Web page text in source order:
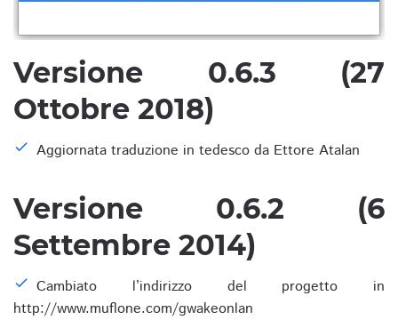
Versione 0.6.3 (27
Ottobre 2018)
Aggiornata traduzione in tedesco da Ettore Atalan
Versione 0.6.2 (6
Settembre 2014)
Cambiato l’indirizzo del progetto in
http://www.muflone.com/gwakeonlan